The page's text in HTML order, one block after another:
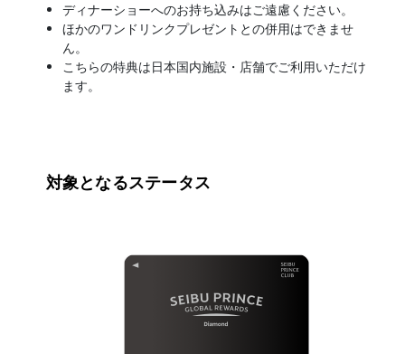
ディナーショーへのお持ち込みはご遠慮ください。
ほかのワンドリンクプレゼントとの併用はできませ
ん。
こちらの特典は日本国内施設・店舗でご利用いただけ
ます。
対象となるステータス